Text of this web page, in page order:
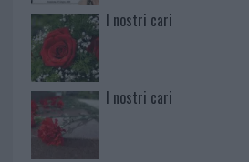
I nostri cari
I nostri cari